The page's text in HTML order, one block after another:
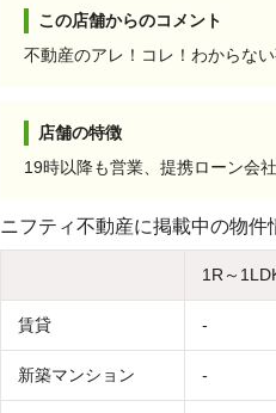
この店舗からのコメント
不動産のアレ！コレ！わからな
店舗の特徴
19時以降も営業、提携ローン会
ニフティ不動産に掲載中の物件
1R～
賃貸 -
新築マンション -